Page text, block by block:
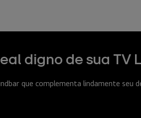
digno de sua TV
que complementa lindamente seu